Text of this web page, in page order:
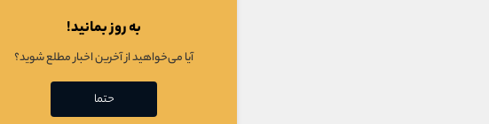
به روز بمانید!
آیا می‌خواهید از آخرین اخبار مطلع شوید؟
حتما